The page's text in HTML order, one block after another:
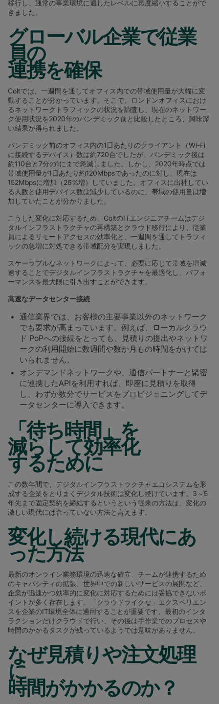
移行し、通常の事業環境に適したレベルに再度縮小することがで
きました。
グローバル企業で従業
員の
連携を確保
Coltでは、一週間を通してオフィス内での帯域使用量が大幅に変
動することが分かっています。そこで、ロンドンオフィスにおけ
るネットワークトラフィックの状況を調査し、現在のネットワー
ク使用状況を2020年のパンデミック前と比較したところ、興味深
い結果が得られました。
パンデミック前のオフィス内の1日あたりのクライアント（Wi-Fi
に接続するデバイス）数は約720台でしたが、パンデミック後は
約110台と7分の1にまで急減しました。しかし、2020年時点では
帯域使用量が1日あたり約120Mbpsであったのに対し、現在は
152Mbpsに増加（26%増）していました。オフィスに出社してい
る人数と使用デバイス数は減少しているのに、帯域の使用量は増
加していたことが分かりました。
こうした変化に対応するため、ColtのITエンジニアチームはデジ
タルインフラストラクチャの再構築とクラウド移行により、従業
員によるリモートアクセスの効率化と、一週間を通してトラフィ
ックの急増に対処できる帯域配分を実現しました。
スケーラブルなネットワークによって、必要に応じて帯域を増減
速することでデジタルインフラストラクチャを最適化し、パフォ
ーマンスを最大限に引き出すことができます。
高速なデータセンター接続
通信業界では、お客様の主要事業以外のネットワーク
でも要求が高まっています。例えば、ローカルクラウ
ド PoPへの接続をとっても、見積りの提出やネットワ
ークの利用開始に数週間や数か月もの時間をかけては
いられません。
オンデマンドネットワークや、通信パートナーと緊密
に連携したAPIを利用すれば、即座に見積りを取得
し、わずか数分でサービスをプロビジョニングしてデ
ータセンターに導入できます。
「待ち時間」を
減らして効率化
するために
この数年間で、デジタルインフラストラクチャエコシステムを形
成する企業をとりまくデジタル技術は変化し続けています。3～5
年先まで固定契約を締結するというという従来の方法は、変化の
激しい現代には合っていない方法と言えます。
変化し続ける現代にあ
った方法
最新のオンライン業務環境の迅速な確立、チームが連携するため
のキャパシティの拡張、世界中での新しいサービスの展開など、
企業が迅速かつ効率的に変化に対応するためには妥協できないポ
イントが多く存在します。「クラウドライクな」エクスペリエン
スを企業のIT環境全体に適用することが重要です。最初のインタ
ラクションだけクラウドで行い、その後は手作業でのプロセスや
時間のかかるタスクが残っているようでは意味がありません。
なぜ見積りや注文処理
に
時間がかかるのか？